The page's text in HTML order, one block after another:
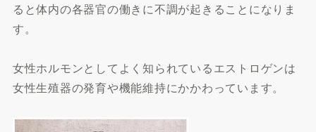
ると体内の各器官の働きに不調が起きることになりま
す。
女性ホルモンとしてよく知られているエストロゲンは
女性生殖器の発育や機能維持にかかわっています。